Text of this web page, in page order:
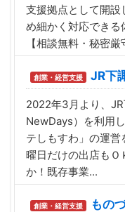
支援拠点として開設
め細かく対応できる
【相談無料・秘密
創業・経営支援 JR下
2022年3月より、
NewDays）を利用
テしもすわ」の運
曜日だけの出店もＯ
か！既存事業...
創業・経営支援 もの